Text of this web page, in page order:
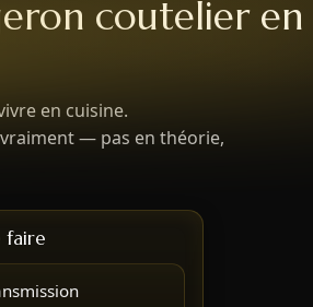
coutelier en
en cuisine.
— pas en théorie,
faire